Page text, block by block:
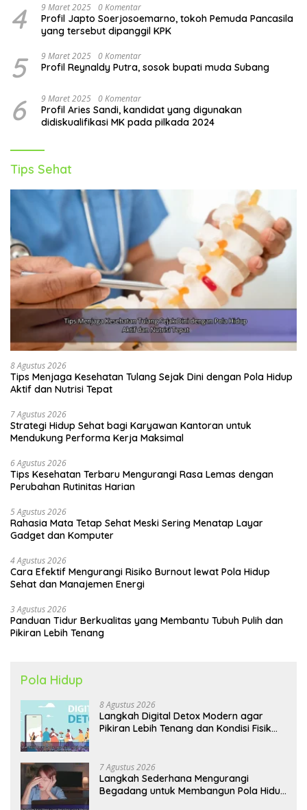
4 9 Maret 2025 0 Komentar
Profil Japto Soerjosoemarno, tokoh Pemuda Pancasila
yang tersebut dipanggil KPK
5 9 Maret 2025 0 Komentar
Profil Reynaldy Putra, sosok bupati muda Subang
6 9 Maret 2025 0 Komentar
Profil Aries Sandi, kandidat yang digunakan
didiskualifikasi MK pada pilkada 2024
Tips Sehat
8 Agustus 2026
Tips Menjaga Kesehatan Tulang Sejak Dini dengan Pola Hidup
Aktif dan Nutrisi Tepat
7 Agustus 2026
Strategi Hidup Sehat bagi Karyawan Kantoran untuk
Mendukung Performa Kerja Maksimal
6 Agustus 2026
Tips Kesehatan Terbaru Mengurangi Rasa Lemas dengan
Perubahan Rutinitas Harian
5 Agustus 2026
Rahasia Mata Tetap Sehat Meski Sering Menatap Layar
Gadget dan Komputer
4 Agustus 2026
Cara Efektif Mengurangi Risiko Burnout lewat Pola Hidup
Sehat dan Manajemen Energi
3 Agustus 2026
Panduan Tidur Berkualitas yang Membantu Tubuh Pulih dan
Pikiran Lebih Tenang
Pola Hidup
8 Agustus 2026
Langkah Digital Detox Modern agar
Pikiran Lebih Tenang dan Kondisi Fisik
7 Agustus 2026
Langkah Sederhana Mengurangi
Begadang untuk Membangun Pola Hidup